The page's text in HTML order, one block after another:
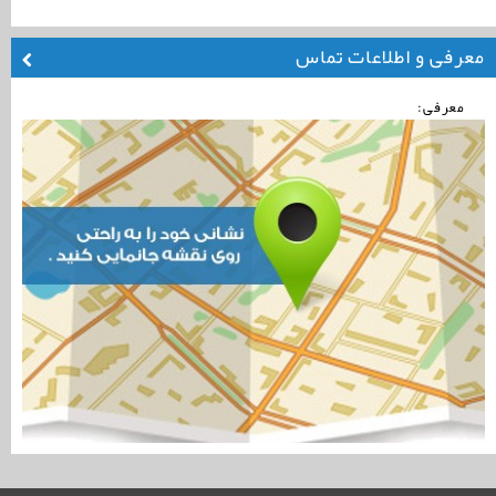
معرفی و اطلاعات تماس
معرفی: